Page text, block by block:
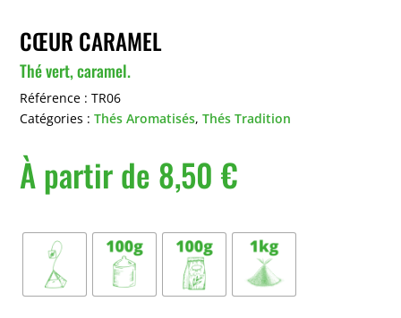
CŒUR CARAMEL
Thé vert, caramel.
Référence :TR06
Catégories :Thés Aromatisés,Thés Tradition
À partir de 8,50€